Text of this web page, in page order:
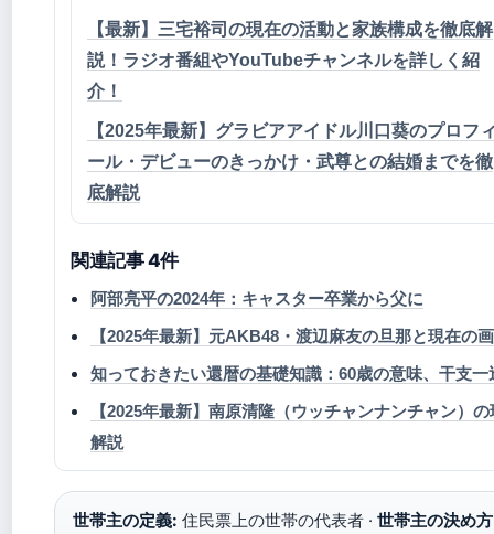
【最新】三宅裕司の現在の活動と家族構成を徹底解
説！ラジオ番組やYouTubeチャンネルを詳しく紹
介！
【2025年最新】グラビアアイドル川口葵のプロフ
ール・デビューのきっかけ・武尊との結婚までを徹
底解説
関連記事 4件
阿部亮平の2024年：キャスター卒業から父に
【2025年最新】元AKB48・渡辺麻友の旦那と現在の
知っておきたい還暦の基礎知識：60歳の意味、干支
【2025年最新】南原清隆（ウッチャンナンチャン）
解説
世帯主の定義: 住民票上の世帯の代表者 · 世帯主の決め